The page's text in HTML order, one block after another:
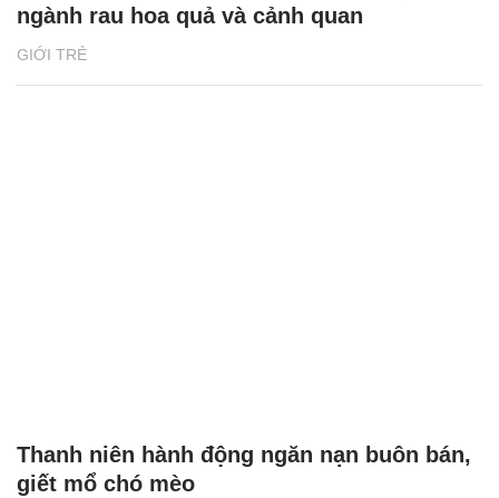
GIỚI TRẺ
ngành rau hoa quả và cảnh quan
Thanh niên hành động ngăn nạn buôn bán,
giết mổ chó mèo